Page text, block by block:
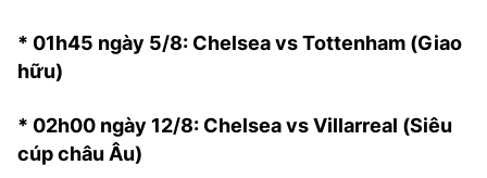
MẠNG XÃ HỘI
* 01h45 ngày 5/8: Chelsea vs Tottenham (Giao
hữu)
* 02h00 ngày 12/8: Chelsea vs Villarreal (Siêu
cúp châu Âu)